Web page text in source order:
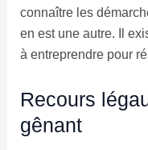
connaître les
en est une autre. Il
à entreprendre pour
Recours
gênant